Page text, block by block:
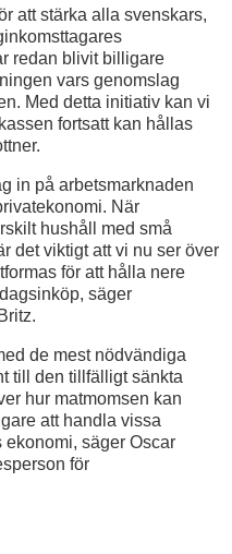
att stärka alla svenskars,
redan blivit billigare
vars genomslag
Med detta initiativ kan vi
fortsatt kan hållas
in på arbetsmarknaden
När
hushåll med små
det viktigt att vi nu ser över
för att hålla nere
säger
de mest nödvändiga
till den tillfälligt sänkta
hur matmomsen kan
att handla vissa
ekonomi, säger Oscar
för